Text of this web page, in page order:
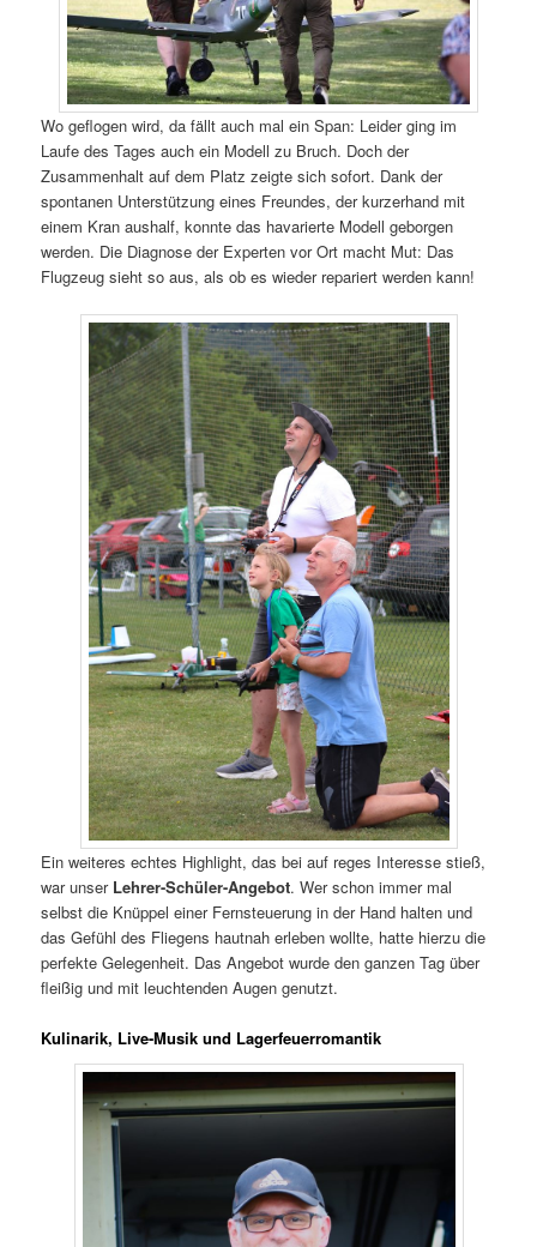
Wo geflogen wird, da fällt auch mal ein Span: Leider ging im
Laufe des Tages auch ein Modell zu Bruch. Doch der
Zusammenhalt auf dem Platz zeigte sich sofort. Dank der
spontanen Unterstützung eines Freundes, der kurzerhand mit
einem Kran aushalf, konnte das havarierte Modell geborgen
werden. Die Diagnose der Experten vor Ort macht Mut: Das
Flugzeug sieht so aus, als ob es wieder repariert werden kann!
Ein weiteres echtes Highlight, das bei auf reges Interesse stieß,
war unser Lehrer-Schüler-Angebot. Wer schon immer mal
selbst die Knüppel einer Fernsteuerung in der Hand halten und
das Gefühl des Fliegens hautnah erleben wollte, hatte hierzu die
perfekte Gelegenheit. Das Angebot wurde den ganzen Tag über
fleißig und mit leuchtenden Augen genutzt.
Kulinarik, Live-Musik und Lagerfeuerromantik